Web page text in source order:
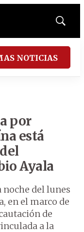
Mostrar
NOTICIAS
por
está
Ayala
del lunes
en el marco de
de
a la